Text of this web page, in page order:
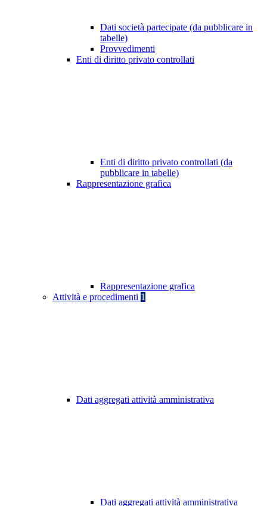
Dati società partecipate (da pubblicare in
tabelle)
Provvedimenti
Enti di diritto privato controllati
Enti di diritto privato controllati (da
pubblicare in tabelle)
Rappresentazione grafica
Rappresentazione grafica
Attività e procedimenti 1
Dati aggregati attività amministrativa
Dati aggregati attività amministrativa